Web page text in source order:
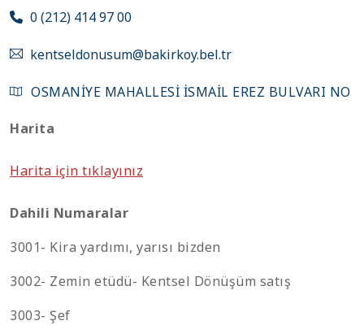
0 (212) 414 97 00
kentseldonusum@bakirkoy.bel.tr
OSMANIYE MAHALLESI İSMAIL EREZ BULVARI NO
Harita
Harita için tıklayınız
Dahili Numaralar
3001- Kira yardımı, yarısı bizden
3002- Zemin etüdü- Kentsel Dönüşüm satış
3003- Şef